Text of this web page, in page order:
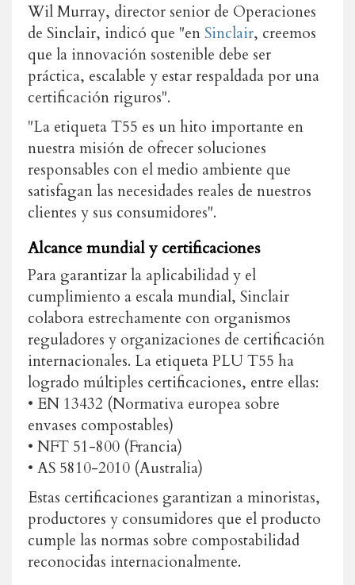
Wil Murray, director senior de Operaciones
de Sinclair, indicó que "enSinclair, creemos
que la innovación sostenible debe ser
práctica, escalable y estar respaldada por una
certificación riguros".
"La etiqueta T55 es un hito importante en
nuestra misión de ofrecer soluciones
responsables con el medio ambiente que
satisfagan las necesidades reales de nuestros
clientes y sus consumidores".
Alcance mundial y certificaciones
Para garantizar la aplicabilidad y el
cumplimiento a escala mundial, Sinclair
colabora estrechamente con organismos
reguladores y organizaciones de certificación
internacionales. La etiqueta PLU T55 ha
logrado múltiples certificaciones, entre ellas:
• EN 13432 (Normativa europea sobre
envases compostables)
• NFT 51-800 (Francia)
• AS 5810-2010 (Australia)
Estas certificaciones garantizan a minoristas,
productores y consumidores que el producto
cumple las normas sobre compostabilidad
reconocidas internacionalmente.